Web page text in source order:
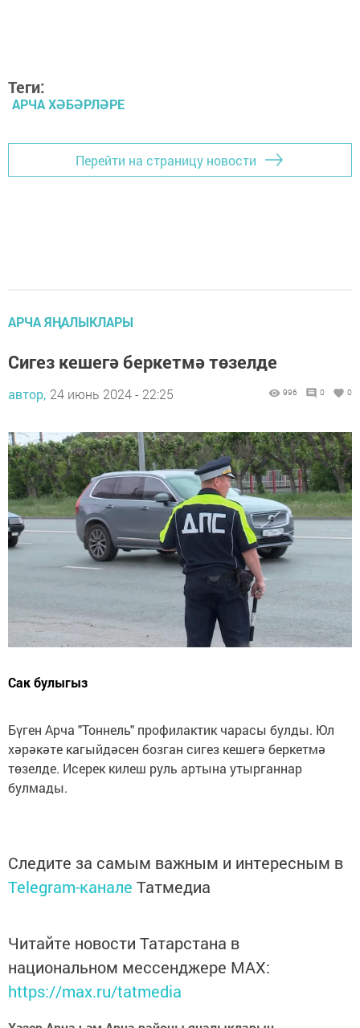
Теги:
АРЧА ХӘБӘРЛӘРЕ
Перейти на страницу новости
АРЧА ЯҢАЛЫКЛАРЫ
Сигез кешегә беркетмә төзелде
автор, 24 июнь 2024 - 22:25 996 0 0
Сак булыгыз
Бүген Арча "Тоннель" профилактик чарасы булды. Юл
хәрәкәте кагыйдәсен бозган сигез кешегә беркетмә
төзелде. Исерек килеш руль артына утырганнар
булмады.
Следите за самым важным и интересным в
Telegram-канале Татмедиа
Читайте новости Татарстана в
национальном мессенджере MАХ:
https://max.ru/tatmedia